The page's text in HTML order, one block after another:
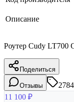
Описание
Роутер Cudy LT700
Поделиться
Отзывы
11 100 ₽